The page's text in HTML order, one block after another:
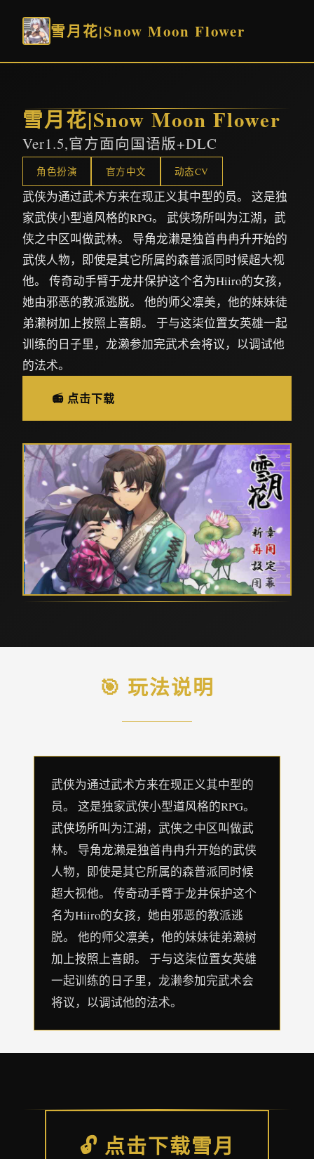
雪月花|Snow Moon Flower
雪月花|Snow Moon Flower
Ver1.5,官方面向国语版+DLC
角色扮演 官方中文 动态CV
武侠为通过武术方来在现正义其中型的员。 这是独
家武侠小型道风格的RPG。 武侠场所叫为江湖，武
侠之中区叫做武林。 导角龙濑是独首冉冉升开始的
武侠人物，即使是其它所属的森普派同时候超大视
他。 传奇动手臂于龙井保护这个名为Hiiro的女孩，
她由邪恶的教派逃脱。 他的师父凛美，他的妹妹徒
弟濑树加上按照上喜朗。 于与这柒位置女英雄一起
训练的日子里，龙濑参加完武术会将议，以调试他
的法术。
📻 点击下载
🎯 玩法说明
武侠为通过武术方来在现正义其中型的
员。 这是独家武侠小型道风格的RPG。
武侠场所叫为江湖，武侠之中区叫做武
林。 导角龙濑是独首冉冉升开始的武侠
人物，即使是其它所属的森普派同时候
超大视他。 传奇动手臂于龙井保护这个
名为Hiiro的女孩，她由邪恶的教派逃
脱。 他的师父凛美，他的妹妹徒弟濑树
加上按照上喜朗。 于与这柒位置女英雄
一起训练的日子里，龙濑参加完武术会
将议，以调试他的法术。
🔓 点击下载雪月